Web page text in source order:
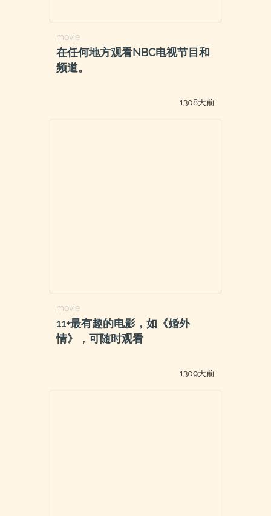
movie
在任何地方观看NBC电视节目和
频道。
1308天前
movie
11+最有趣的电影，如《婚外
情》，可随时观看
1309天前